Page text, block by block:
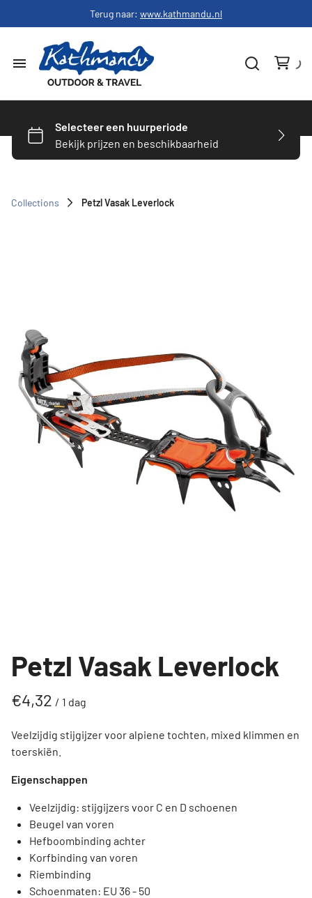
Terug naar: www.kathmandu.nl
Home
Dames
Contact
Hoe werkt het?
Collections Petzl Vasak Leverlock
Petzl Vasak Leverlock
/
Veelzijdig stijgijzer voor alpiene tochten, mixed klimmen en
toerskiën.
Eigenschappen
Veelzijdig: stijgijzers voor C en D schoenen
Beugel van voren
Hefboombinding achter
Korfbinding van voren
Riembinding
Schoenmaten: EU 36 - 50